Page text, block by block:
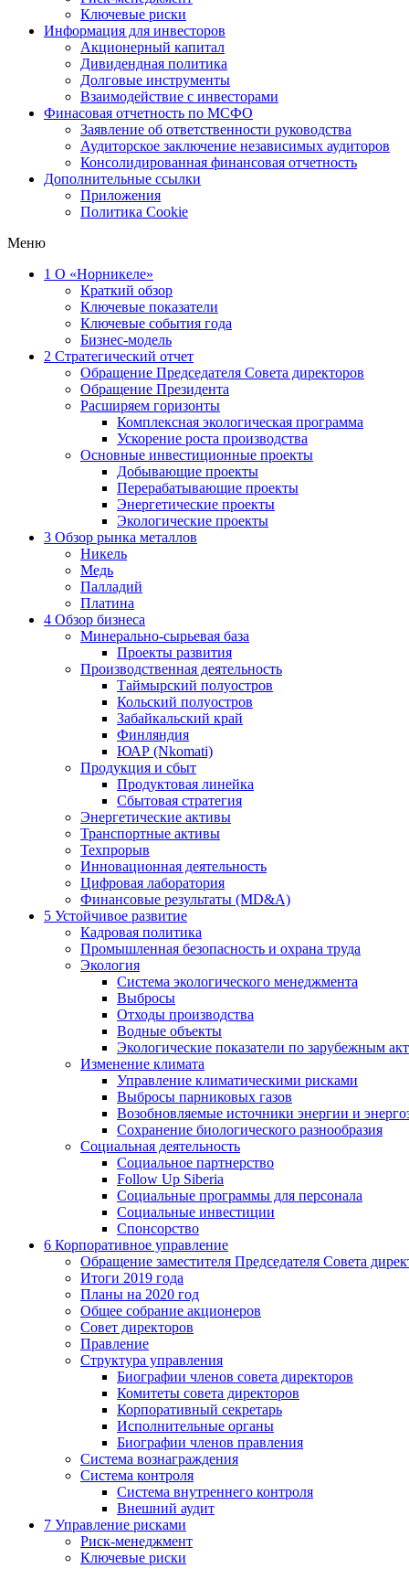
Ключевые риски
Информация для инвесторов
Акционерный капитал
Дивидендная политика
Долговые инструменты
Взаимодействие с инвеcторами
Финасовая отчетность по МСФО
Заявление об ответственности руководства
Аудиторское заключение независимых аудиторов
Консолидированная финансовая отчетность
Дополнительные ссылки
Приложения
Политика Cookie
Меню
1 О «Норникеле»
Краткий обзор
Ключевые показатели
Ключевые события года
Бизнес-модель
2 Стратегический отчет
Обращение Председателя Совета директоров
Обращение Президента
Расширяем горизонты
Комплексная экологическая программа
Ускорение роста производства
Основные инвестиционные проекты
Добывающие проекты
Перерабатывающие проекты
Энергетические проекты
Экологические проекты
3 Обзор рынка металлов
Никель
Медь
Палладий
Платина
4 Обзор бизнеса
Минерально-сырьевая база
Проекты развития
Производственная деятельность
Таймырский полуостров
Кольский полуостров
Забайкальский край
Финляндия
ЮАР (Nkomati)
Продукция и сбыт
Продуктовая линейка
Сбытовая стратегия
Энергетические активы
Транспортные активы
Техпрорыв
Инновационная деятельность
Цифровая лаборатория
Финансовые результаты (MD&A)
5 Устойчивое развитие
Кадровая политика
Промышленная безопасность и охрана труда
Экология
Система экологического менеджмента
Выбросы
Отходы производства
Водные объекты
Экологические показатели по зарубежным
Изменение климата
Управление климатическими рисками
Выбросы парниковых газов
Возобновляемые источники энергии и
Сохранение биологического разнообразия
Социальная деятельность
Социальное партнерство
Follow Up Siberia
Социальные программы для персонала
Социальные инвестиции
Спонсорство
6 Корпоративное управление
Обращение заместителя Председателя Совета
Итоги 2019 года
Планы на 2020 год
Общее собрание акционеров
Совет директоров
Правление
Структура управления
Биографии членов совета директоров
Комитеты совета директоров
Корпоративный секретарь
Исполнительные органы
Биографии членов правления
Система вознаграждения
Система контроля
Система внутреннего контроля
Внешний аудит
7 Управление рисками
Риск-менеджмент
Ключевые риски